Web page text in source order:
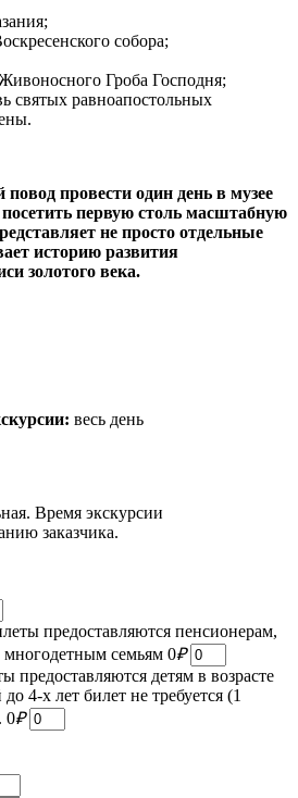
собора;
Гроба Господня;
святых равноапостольных
провести один день в музее
первую столь масштабную
не просто отдельные
историю развития
золотого века.
весь день
Время экскурсии
заказчика.
предоставляются пенсионерам,
многодетным семьям 0₽
предоставляются детям в возрасте
4-х лет билет не требуется (1
0₽